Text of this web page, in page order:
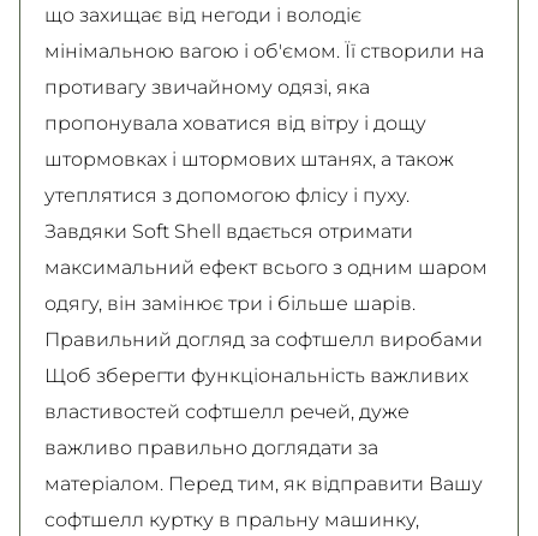
що захищає від негоди і володіє
мінімальною вагою і об'ємом. Її створили на
противагу звичайному одязі, яка
пропонувала ховатися від вітру і дощу
штормовках і штормових штанях, а також
утеплятися з допомогою флісу і пуху.
Завдяки Soft Shell вдається отримати
максимальний ефект всього з одним шаром
одягу, він замінює три і більше шарів.
Правильний догляд за софтшелл виробами
Щоб зберегти функціональність важливих
властивостей софтшелл речей, дуже
важливо правильно доглядати за
матеріалом. Перед тим, як відправити Вашу
софтшелл куртку в пральну машинку,